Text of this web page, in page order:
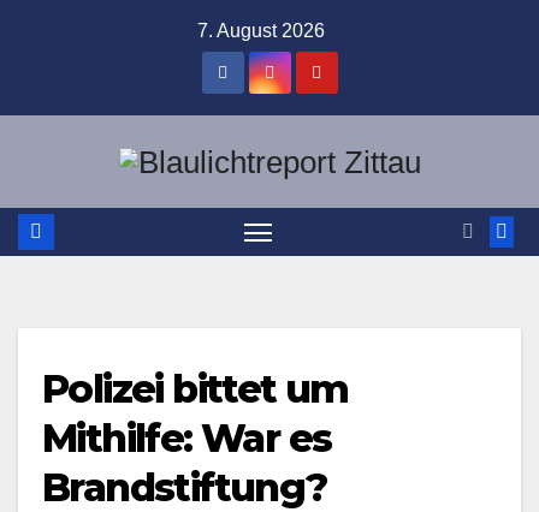
7. August 2026
Polizei bittet um
Mithilfe: War es
Brandstiftung?